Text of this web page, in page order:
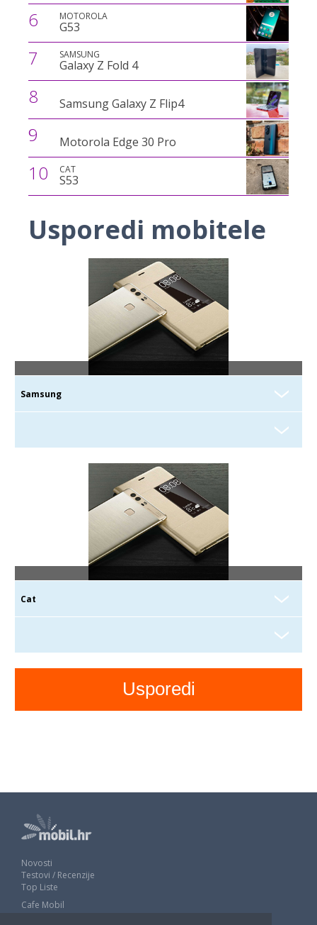
6 MOTOROLA
G53
7 SAMSUNG
Galaxy Z Fold 4
8 Samsung Galaxy Z Flip4
9 Motorola Edge 30 Pro
10 CAT
S53
Usporedi mobitele
Novosti
Testovi / Recenzije
Top Liste
Cafe Mobil